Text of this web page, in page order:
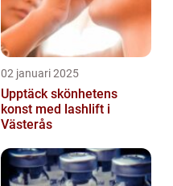
02 januari 2025
Upptäck skönhetens
konst med lashlift i
Västerås